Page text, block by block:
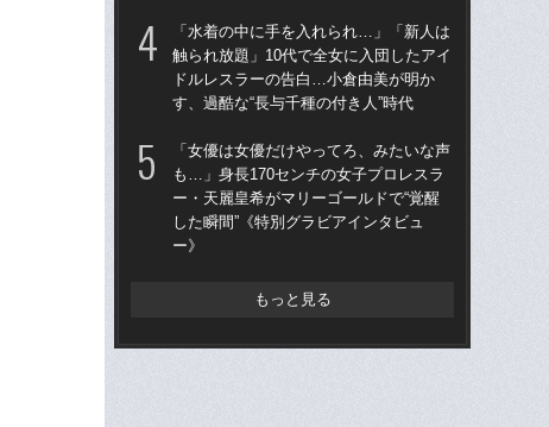
「水着の中に手を入れられ…」「新人は
触られ放題」10代で全女に入団したアイ
ドルレスラーの告白…小倉由美が明か
す、過酷な“長与千種の付き人”時代
「女優は女優だけやってろ、みたいな声
も…」身長170センチの女子プロレスラ
ー・天麗皇希がマリーゴールドで“覚醒
した瞬間”《特別グラビアインタビュ
ー》
もっと見る